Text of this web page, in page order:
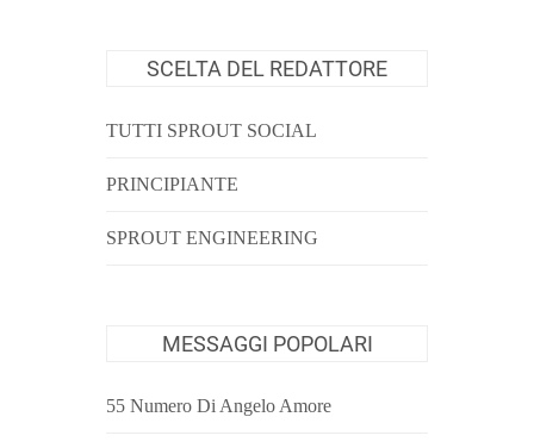
SCELTA DEL REDATTORE
TUTTI SPROUT SOCIAL
PRINCIPIANTE
SPROUT ENGINEERING
MESSAGGI POPOLARI
55 Numero Di Angelo Amore